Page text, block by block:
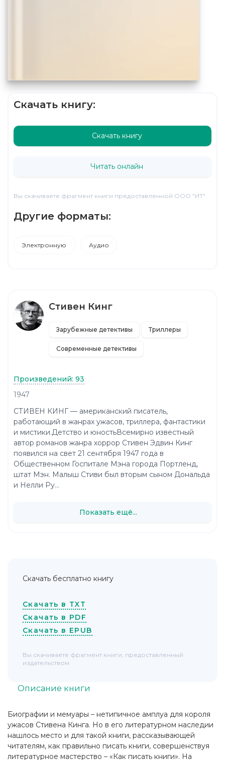
Скачать книгу:
Скачать книгу
Читать онлайн
Вы скачиваете фрагмент книги предоставленной ООО "ИТ"
Другие форматы:
Электронную Аудио
Биографии и мемуары – нетипичное амплуа для короля
ужасов Стивена Кинга. Но в его литературном наследии
нашлось место и для такой книги, рассказывающей
читателям, как правильно писать книги, совершенствуя
литературное мастерство – «Как писать книги». На
Описание книги
Стивен Кинг
Зарубежные детективы Триллеры
Современные детективы
Произведений: 93
1947
СТИВЕН КИНГ — американский писатель,
работающий в жанрах ужасов, триллера, фантастики
и мистики.Детство и юностьВсемирно известный
автор романов жанра хоррор Стивен Эдвин Кинг
появился на свет 21 сентября 1947 года в
Общественном Госпитале Мэна города Портленд,
штат Мэн. Малыш Стиви был вторым сыном Дональда
и Нелли Ру...
Показать ещё...
Скачать бесплатно книгу
Скачать в TXT
Скачать в PDF
Скачать в EPUB
Вы скачиваете фрагмент книги, предоставленный
издательством